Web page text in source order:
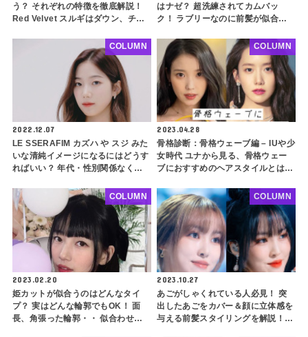
う？ それぞれの特徴を徹底解説！
Red Velvet スルギはダウン、チョ
くい髪型をするときのスタイリング
はナゼ？ 超洗練されてカムバッ
ク！ ラブリーなのに前髪が似合わ
2022.12.07
LE SSERAFIM カズハ や スジ みた
いな清純イメージになるにはどうす
ればいい？ 年代・性別関係なく好
とは？
COLUMN
2023.04.28
骨格診断：骨格ウェーブ編 – IUや少
女時代 ユナから見る、骨格ウェー
ブにおすすめのヘアスタイルとは？
える！ 首周りをカバーして、優雅
な魅力を大放出！ 長さ別・スタイ
リングのコツを徹底解説
COLUMN
2023.02.20
姫カットが似合うのはどんなタイ
プ？ 実はどんな輪郭でもOK！ 面
長、角張った輪郭・・ 似合わせる
COLUMN
2023.10.27
あごがしゃくれている人必見！ 突
出したあごをカバー＆顔に立体感を
与える前髪スタイリングを解説！
COLUMN